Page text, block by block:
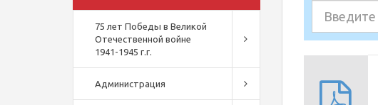
75 лет Победы в Великой
Отечественной войне
1941-1945 г.г.
Администрация